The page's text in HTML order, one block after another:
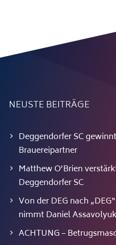
NEUSTE BEITRÄGE
Deggendorfer SC
Brauereipartner
Matthew O’Brien
Deggendorfer SC
Von der DEG nach
nimmt Daniel
ACHTUNG –